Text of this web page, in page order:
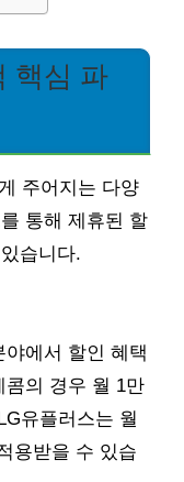
핵심 파
주어지는 다양
통해 제휴된 할
습니다.
에서 할인 혜택
콤의 경우 월 1만
유플러스는 월
용받을 수 있습